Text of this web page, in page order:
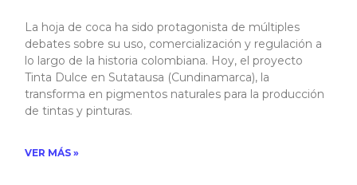
La hoja de coca ha sido protagonista de múltiples
debates sobre su uso, comercialización y regulación a
lo largo de la historia colombiana. Hoy, el proyecto
Tinta Dulce en Sutatausa (Cundinamarca), la
transforma en pigmentos naturales para la producción
de tintas y pinturas.​
VER MÁS »